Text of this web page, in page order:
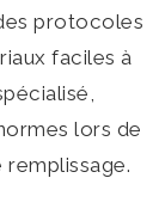
protocoles
faciles à
lors de